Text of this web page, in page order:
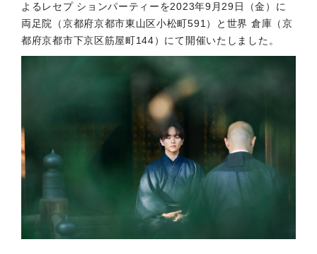
よるレセプ ションパーティーを2023年9月29日（金）に
両足院（京都府京都市東山区小松町591）と世界 倉庫（京
都府京都市下京区筋屋町144）にて開催いたしました。